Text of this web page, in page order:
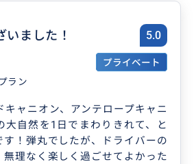
いました！ 5.0
プライベート
ラン
キャニオン、アンテロープキャニ
大自然を1日でまわりきれて、と
す！弾丸でしたが、ドライバーの
無理なく楽しく過ごせてよかった